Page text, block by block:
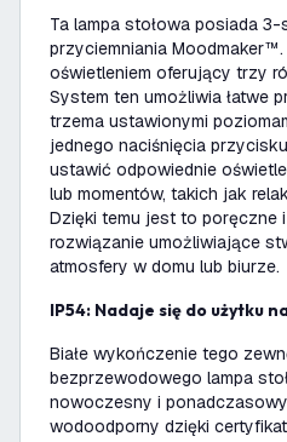
Ta lampa stołowa posiada
przyciemniania
oświetleniem oferujący trzy
System ten umożliwia łatwe
trzema ustawionymi
jednego naciśnięcia
ustawić odpowiednie
lub momentów, takich jak
Dzięki temu jest to poręczne
rozwiązanie umożliwiające
atmosfery w domu lub biurze.
IP54: Nadaje się do użytku
Białe wykończenie tego
bezprzewodowego lampa
nowoczesny i
wodoodporny dzięki